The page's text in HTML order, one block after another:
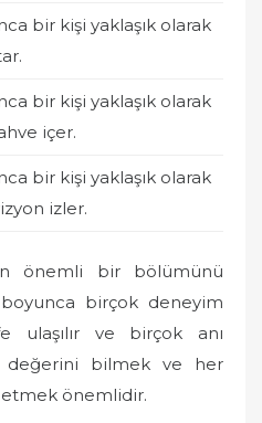
bir kişi yaklaşık olarak
bir kişi yaklaşık olarak
içer.
bir kişi yaklaşık olarak
izler.
önemli bir bölümünü
birçok deneyim
ulaşılır ve birçok anı
değerini bilmek ve her
önemlidir.